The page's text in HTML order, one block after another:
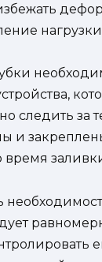
следить за
и